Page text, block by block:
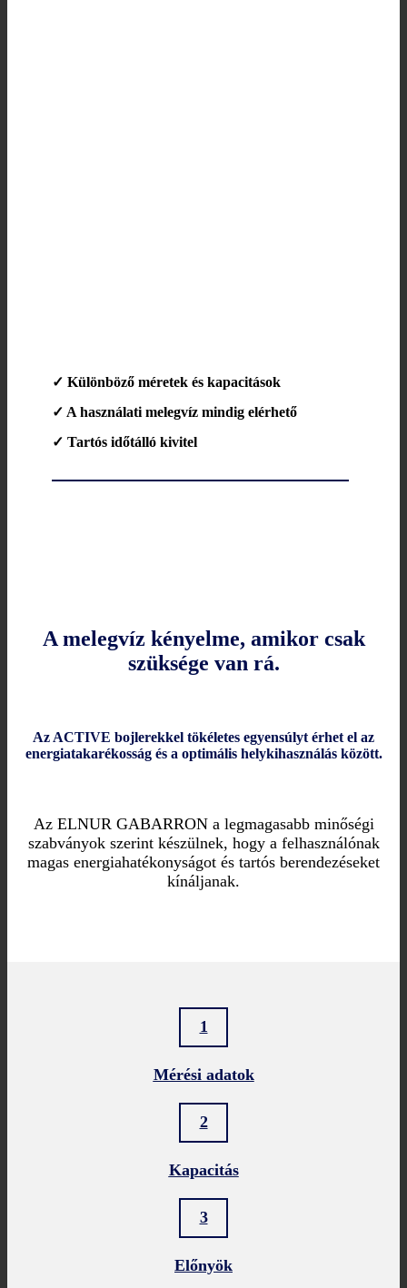
✓ Különböző méretek és kapacitások
✓ A használati melegvíz mindig elérhető
✓ Tartós időtálló kivitel
A melegvíz kényelme, amikor csak
szüksége van rá.
Az ACTIVE bojlerekkel tökéletes egyensúlyt érhet el az
energiatakarékosság és a optimális helykihasználás között.
Az ELNUR GABARRON a legmagasabb minőségi
szabványok szerint készülnek, hogy a felhasználónak
magas energiahatékonyságot és tartós berendezéseket
kínáljanak.
1
Mérési adatok
2
Kapacitás
3
Előnyök